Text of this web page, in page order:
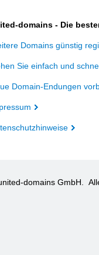
domains - Die
Domains günstig
Sie einfach und
Domain-Endungen
domains GmbH.